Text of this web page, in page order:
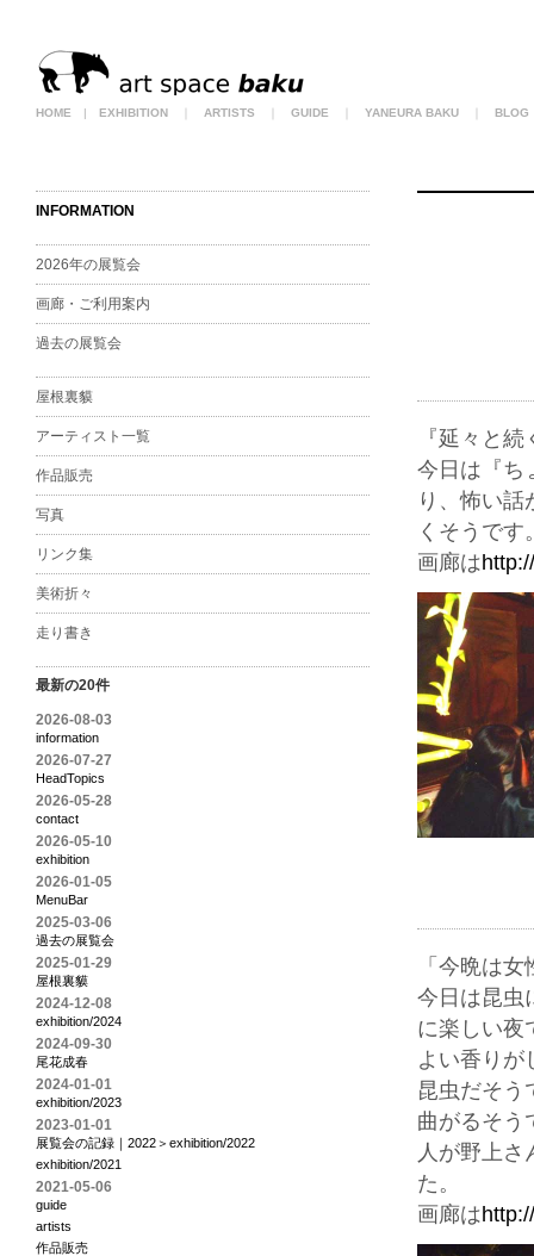
INFORMATION
2026年の展覧会
画廊・ご利用案内
過去の展覧会
屋根裏貘
アーティスト一覧
作品販売
写真
リンク集
美術折々
走り書き
最新の20件
2026-08-03
information
2026-07-27
HeadTopics
2026-05-28
contact
2026-05-10
exhibition
2026-01-05
MenuBar
2025-03-06
過去の展覧会
2025-01-29
屋根裏貘
2024-12-08
exhibition/2024
2024-09-30
尾花成春
2024-01-01
exhibition/2023
2023-01-01
展覧会の記録｜2022＞exhibition/2022
exhibition/2021
2021-05-06
guide
artists
作品販売
『延々と
今日は『ち
り、怖い
くそうで
画廊は
「今晩は
今日は昆虫
に楽しい夜
よい香りが
昆虫だそう
曲がるそう
人が野上さ
た。
画廊は
HOME | EXHIBITION ARTISTS GUIDE YANEURA BAKU BLOG